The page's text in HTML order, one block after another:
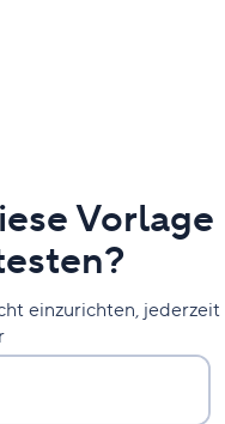
Vorlage
einzurichten, jederzeit